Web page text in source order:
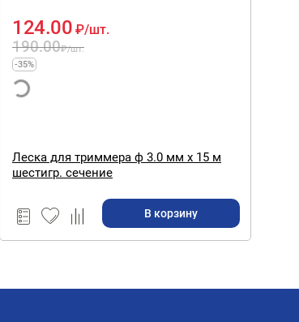
190.00₽/шт.
124.00 ₽/шт.
-35%
Леска для триммера ф 3.0 мм х 15 м
шестигр. сечение
В корзину